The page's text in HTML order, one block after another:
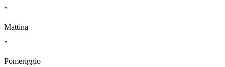
°
Mattina
°
Pomeriggio